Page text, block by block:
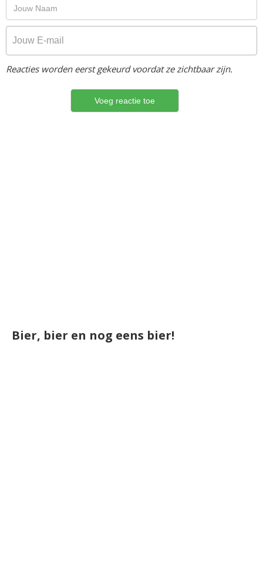
Reacties worden eerst gekeurd voordat ze zichtbaar zijn.
Bier, bier en nog eens bier!